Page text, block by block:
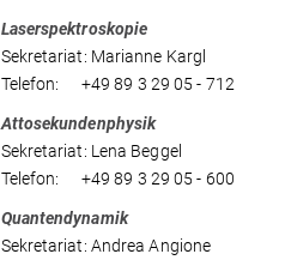
Laserspektroskopie
Sekretariat: Marianne Kargl
Telefon: +49 89 3 29 05 - 712
Attosekundenphysik
Sekretariat: Lena Beggel
Telefon: +49 89 3 29 05 - 600
Quantendynamik
Sekretariat: Andrea Angione